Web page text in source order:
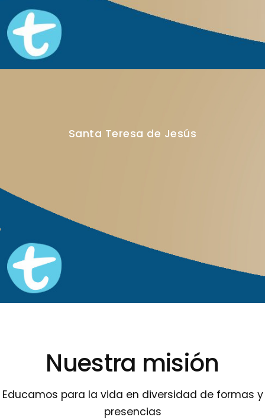
Santa Teresa de Jesús
Nuestra misión
Educamos para la vida en diversidad de formas y
presencias